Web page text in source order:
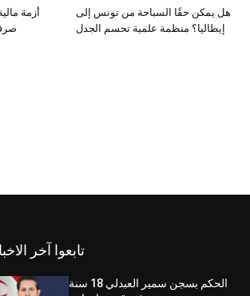
أزمة
هل يمكن حقًا السباحة من تونس إلى
إيطاليا؟ منظمة علمية تحسم الجدل
تابعوا آخر
الحكم بسجن سمير العبدلي 18 سنة